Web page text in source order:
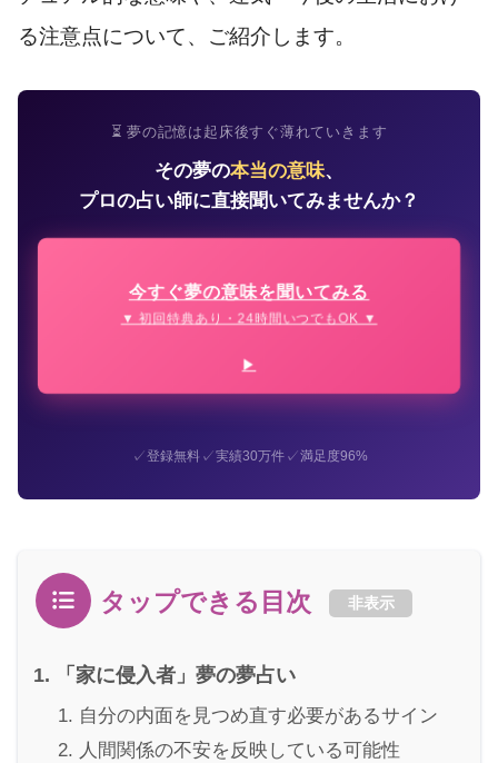
る注意点について、ご紹介します。
⏳ 夢の記憶は起床後すぐ薄れていきます
その夢の本当の意味、
プロの占い師に直接聞いてみませんか？
今すぐ夢の意味を聞いてみる
▼ 初回特典あり・24時間いつでもOK ▼
✓登録無料✓実績30万件✓満足度96%
タップできる目次 非表示
「家に侵入者」夢の夢占い
自分の内面を見つめ直す必要があるサイン
人間関係の不安を反映している可能性